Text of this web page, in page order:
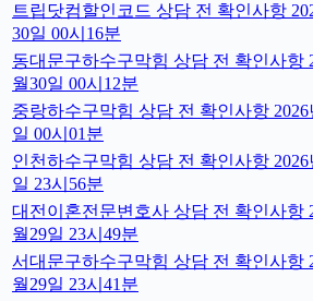
트립닷컴할인코드 상담 전 확인사항
30일 00시16분
동대문구하수구막힘 상담 전 확인사항
월30일 00시12분
중랑하수구막힘 상담 전 확인사항 2026
일 00시01분
인천하수구막힘 상담 전 확인사항 2026
일 23시56분
대전이혼전문변호사 상담 전 확인사항
월29일 23시49분
서대문구하수구막힘 상담 전 확인사항
월29일 23시41분